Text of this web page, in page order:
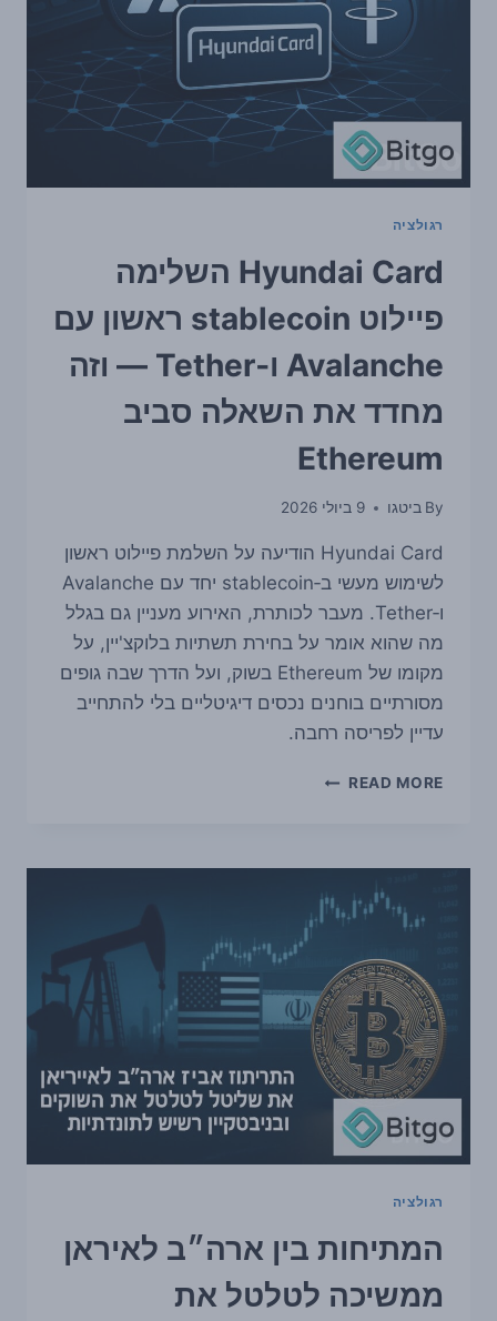
עצמאות
SEC
וה-
CFTC
—
ומה
רגולציה
Hyundai Card השלימה
פיילוט stablecoin ראשון עם
Avalanche ו‑Tether — וזה
מחדד את השאלה סביב
Ethereum
By ביטגו 9 ביולי 2026
Hyundai Card הודיעה על השלמת פיילוט ראשון
לשימוש מעשי ב‑stablecoin יחד עם Avalanche
ו‑Tether. מעבר לכותרת, האירוע מעניין גם בגלל
מה שהוא אומר על בחירת תשתיות בלוקצ'יין, על
מקומו של Ethereum בשוק, ועל הדרך שבה גופים
מסורתיים בוחנים נכסים דיגיטליים בלי להתחייב
עדיין לפריסה רחבה.
READ MORE
HYUNDAI
STABLECOIN
ראשון
עם
AVALANCHE
ו‑TETHER
—
וזה
מחדד
את
השאלה
סביב
ETHEREUM
רגולציה
המתיחות בין ארה״ב לאיראן
ממשיכה לטלטל את